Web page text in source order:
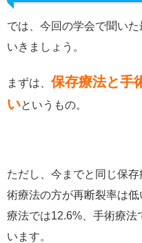
では、今回の学会で聞い
いきましょう。
まずは、保存療法と手
いというもの。
ただし、今までと同じ保
術療法の方が再断裂率は
療法では12.6%、手術療法
います。